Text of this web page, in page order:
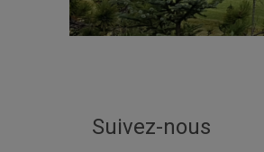
Suivez-nous